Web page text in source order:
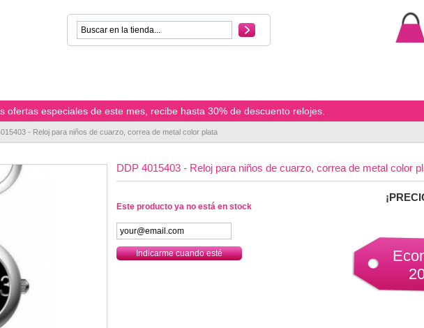
ofertas especiales de este mes, recibe hasta 30% de descuento relojes.
- Reloj para niños de cuarzo, correa de metal color plata
DDP 4015403 - Reloj para niños de cuarzo, correa de metal color
Este producto ya no está en stock
Indicarme cuando esté